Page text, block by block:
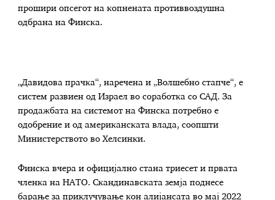
прошири опсегот на копнената противвоздушна
одбрана на Финска.
„Давидова прачка“, наречена и „Волшебно стапче“, е
систем развиен од Израел во соработка со САД. За
продажбата на системот на Финска потребно е
одобрение и од американската влада, соопшти
Министерството во Хелсинки.
Финска вчера и официјално стана триесет и првата
членка на НАТО. Скандинавската земја поднесе
барање за приклучување кон алијансата во мај 2022